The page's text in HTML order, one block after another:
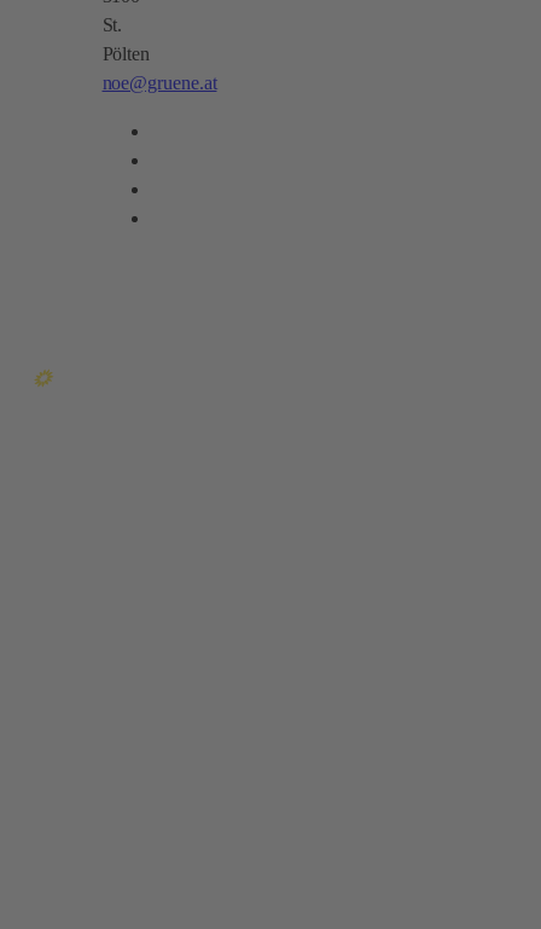
St.
Pölten
noe@gruene.at